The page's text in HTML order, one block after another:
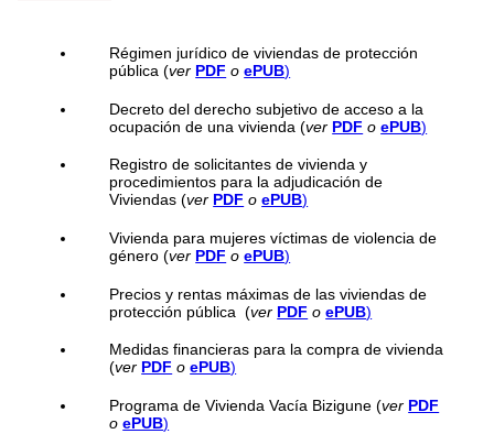
Régimen jurídico de viviendas de protección
pública (ver PDF o ePUB)
Decreto del derecho subjetivo de acceso a la
ocupación de una vivienda (ver PDF o ePUB)
Registro de solicitantes de vivienda y
procedimientos para la adjudicación de
Viviendas (ver PDF o ePUB)
Vivienda para mujeres víctimas de violencia de
género (ver PDF o ePUB)
Precios y rentas máximas de las viviendas de
protección pública (ver PDF o ePUB)
Medidas financieras para la compra de vivienda
(ver PDF o ePUB)
Programa de Vivienda Vacía Bizigune (ver PDF
o ePUB)